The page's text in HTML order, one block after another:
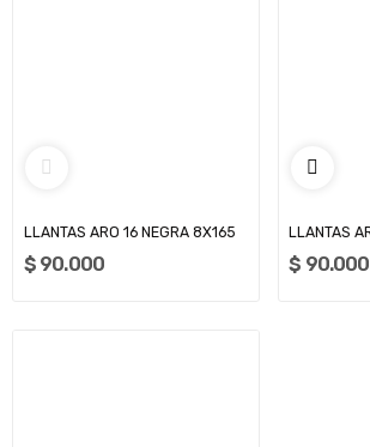
LLANTAS ARO 16 NEGRA 8X165
$ 90.000 $ 90.000